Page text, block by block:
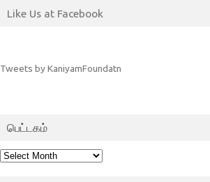
Like Us at Facebook
Tweets by KaniyamFoundatn
பெட்டகம்
பெட்டகம்